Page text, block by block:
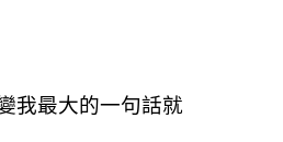
我最大的一句話就